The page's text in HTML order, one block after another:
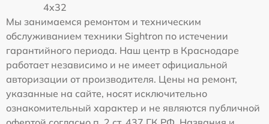
4x32
Мы занимаемся ремонтом и техническим
обслуживанием техники Sightron по истечении
гарантийного периода. Наш центр в Краснодаре
работает независимо и не имеет официальной
авторизации от производителя. Цены на ремонт,
указанные на сайте, носят исключительно
ознакомительный характер и не являются публичной